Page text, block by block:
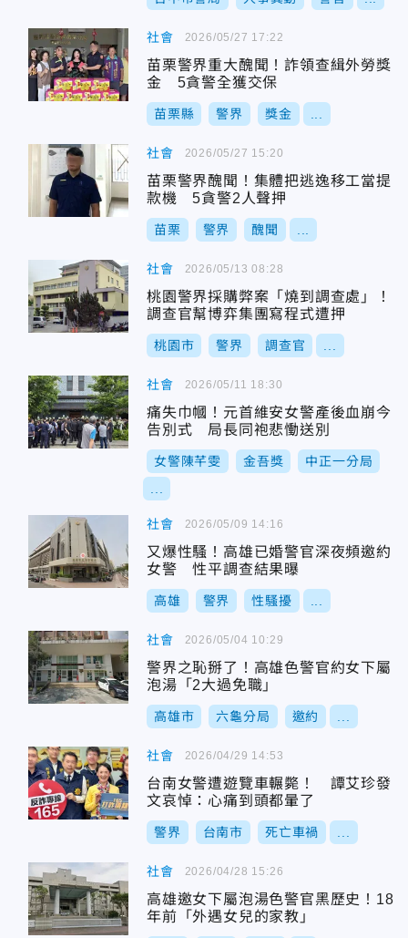
社會
苗栗警界重大醜聞！詐領查緝外勞獎
金 5貪警全獲交保
苗栗縣 警界 獎金
2026/05/27 17:22
社會
苗栗警界醜聞！集體把逃逸移工當提
款機 5貪警2人聲押
苗栗 警界 醜聞
2026/05/27 15:20
社會
桃園警界採購弊案「燒到調查處」！
調查官幫博弈集團寫程式遭押
桃園市 警界 調查官
2026/05/13 08:28
社會
痛失巾幗！元首維安女警產後血崩今
告別式 局長同袍悲慟送別
女警陳芊雯 金吾獎 中正一分局
2026/05/11 18:30
社會
又爆性騷！高雄已婚警官深夜頻邀約
女警 性平調查結果曝
高雄 警界 性騷擾
2026/05/09 14:16
社會
警界之恥掰了！高雄色警官約女下屬
泡湯「2大過免職」
高雄市 六龜分局 邀約
2026/05/04 10:29
社會
台南女警遭遊覽車輾斃！ 譚艾珍發
文哀悼：心痛到頭都暈了
警界 台南市 死亡車禍
2026/04/29 14:53
社會
高雄邀女下屬泡湯色警官黑歷史！18
年前「外遇女兒的家教」
2026/04/28 15:26